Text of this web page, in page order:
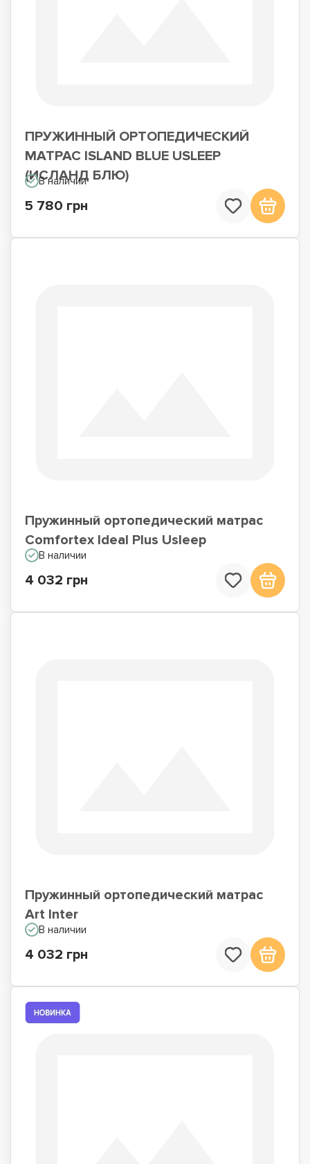
ПРУЖИННЫЙ ОРТОПЕДИЧЕСКИЙ
МАТРАС ISLAND BLUE USLEEP
(ИСЛАНД БЛЮ)
В наличии
5 780 грн
Пружинный ортопедический матрас
Comfortex Ideal Plus Usleep
В наличии
4 032 грн
Пружинный ортопедический матрас
Art Inter
В наличии
4 032 грн